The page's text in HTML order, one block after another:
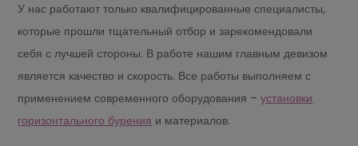
У нас работают только квалифицированные специалисты,
которые прошли тщательный отбор и зарекомендовали
себя с лучшей стороны. В работе нашим главным девизом
является качество и скорость. Все работы выполняем с
применением современного оборудования –установки
горизонтального бурения и материалов.